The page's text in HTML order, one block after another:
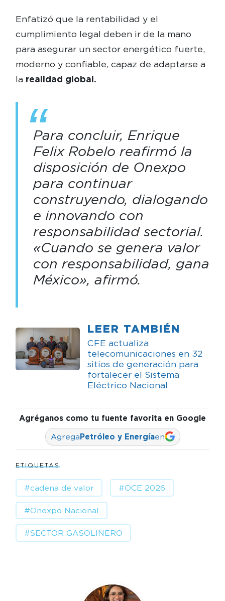
Enfatizó que la rentabilidad y el
cumplimiento legal deben ir de la mano
para asegurar un sector energético fuerte,
moderno y confiable, capaz de adaptarse a
la realidad global.
Para concluir, Enrique
Felix Robelo reafirmó la
disposición de Onexpo
para continuar
construyendo, dialogando
e innovando con
responsabilidad sectorial.
«Cuando se genera valor
con responsabilidad, gana
México», afirmó.
LEER TAMBIÉN
CFE actualiza
telecomunicaciones en 32
sitios de generación para
fortalecer el Sistema
Eléctrico Nacional
Agréganos como tu fuente favorita en Google
AgregaPetróleo y Energíaen
ETIQUETAS
#cadena de valor #OCE 2026
#Onexpo Nacional
#SECTOR GASOLINERO